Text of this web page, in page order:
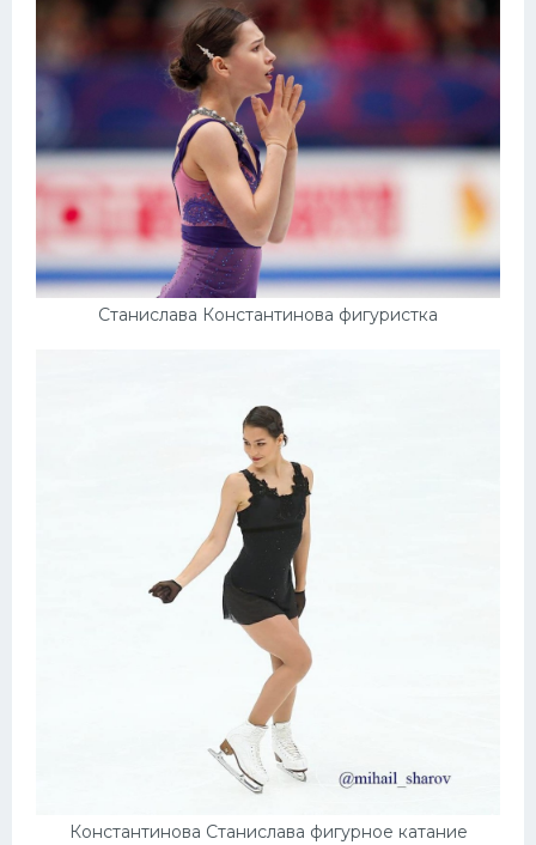
Станислава Константинова фигуристка
Константинова Станислава фигурное катание